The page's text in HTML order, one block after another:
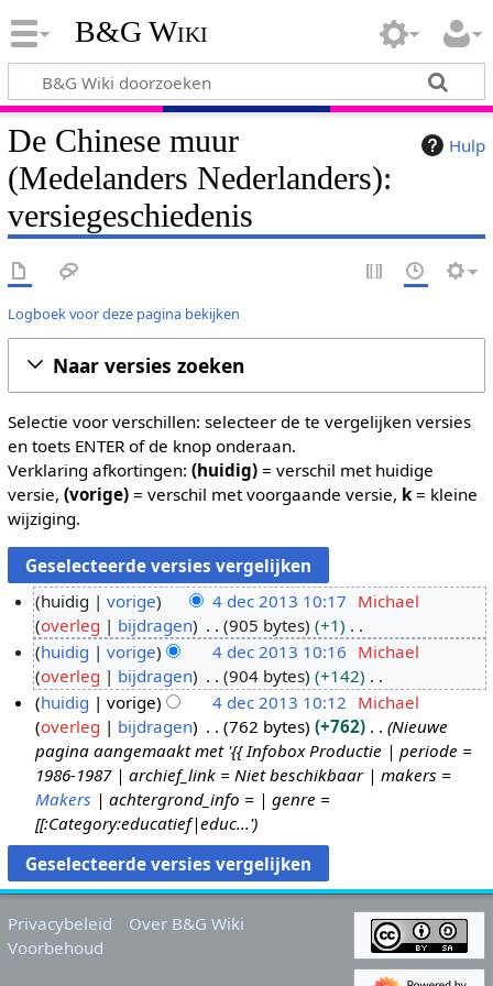
B&G Wiki
Hulp
De Chinese muur
(Medelanders Nederlanders):
versiegeschiedenis
Logboek voor deze pagina bekijken
Naar versies zoeken
Selectie voor verschillen: selecteer de te vergelijken versies
en toets ENTER of de knop onderaan.
Verklaring afkortingen: (huidig)= verschil met huidige
versie, (vorige)= verschil met voorgaande versie, k= kleine
wijziging.
d
c
huidig vorige 4 dec 2013 10:17 Michael
overleg
bijdragen 905 bytes
+1
G
e
e
n
b
e
w
e
r
k
i
huidig vorige 4 dec 2013 10:16 Michael
overleg
bijdragen 904 bytes
+142
G
e
e
n
b
e
w
e
r
k
i
huidig vorige 4 dec 2013 10:12 Michael
overleg
bijdragen 762 bytes +762
Nieuwe
pagina aangemaakt met '{{ Infobox Productie | periode =
1986-1987 | archief_link = Niet beschikbaar | makers =
Makers | achtergrond_info = | genre =
[[:Category:educatief|educ...'
Privacybeleid
Over B&G Wiki
Voorbehoud